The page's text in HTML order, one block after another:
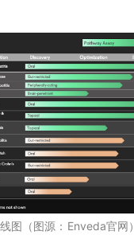
图（图源：Enveda官网）